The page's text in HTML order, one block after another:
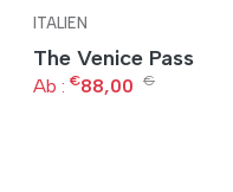
ITALIEN
The Venice Pass
Ab : €88,00 €